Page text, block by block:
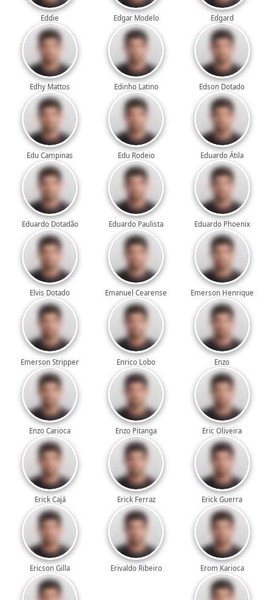
Eddie Edgar Modelo Edgard
Edhy Mattos Edinho Latino Edson Dotado
Edu Campinas Edu Rodeio Eduardo Átila
Eduardo Dotadão Eduardo Paulista Eduardo Phoenix
Elvis Dotado Emanuel Cearense Emerson Henrique
Emerson Stripper Enrico Lobo Enzo
Enzo Carioca Enzo Pitanga Eric Oliveira
Erick Cajá Erick Ferraz Erick Guerra
Ericson Gilla Erivaldo Ribeiro Erom Karioca